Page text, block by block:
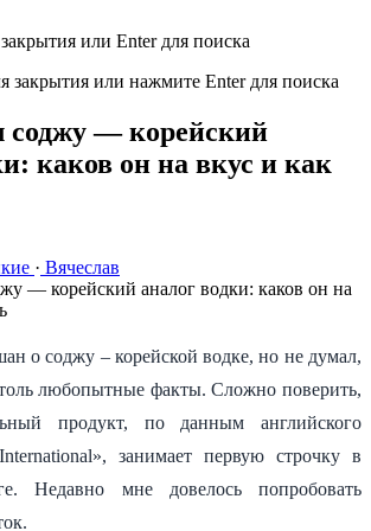
или Enter для поиска
закрытия или нажмите Enter для поиска
соджу — корейский
каков он на вкус и как
· Вячеслав
о соджу – корейской водке, но не думал,
любопытные факты. Сложно поверить,
продукт, по данным английского
занимает первую строчку в
Недавно мне довелось попробовать